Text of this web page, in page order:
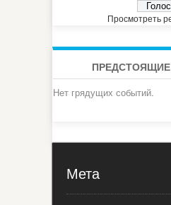
Просмотреть
Нет грядущих событий.
Мета